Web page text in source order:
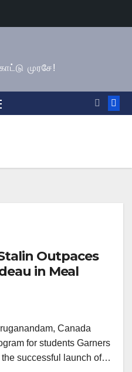
முரசே!
Outpaces
in Meal
Canada
for students Garners
successful launch of…